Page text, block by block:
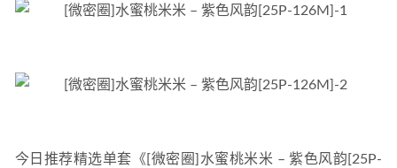
今日推荐精选单套《[微密圈]水蜜桃米米 – 紫色风韵[25P-
51酱 – NO.16 修女[24P-225MB] 2025-09-25